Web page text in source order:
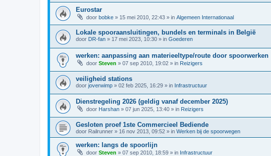
Eurostar
door bobke » 15 mei 2010, 22:43 » in Algemeen Internationaal
Lokale spooraansluitingen, bundels en terminals in België
door DR-fan » 17 mei 2023, 10:30 » in Goederen
werken: aanpassing aan materieeltype/route door spoorwerken
door Steven » 07 sep 2010, 19:02 » in Reizigers
veiligheid stations
door joverwimp » 02 feb 2025, 16:29 » in Infrastructuur
Dienstregeling 2026 (geldig vanaf december 2025)
door Harshan » 07 jun 2025, 13:40 » in Reizigers
Gesloten proef 1ste Commercieel Bediende
door Railrunner » 16 nov 2013, 09:52 » in Werken bij de spoorwegen
werken: langs de spoorlijn
door Steven » 07 sep 2010, 18:59 » in Infrastructuur